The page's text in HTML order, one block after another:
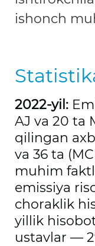
ishonch
2022-yil:
AJ va 20 ta
qilingan
va 36 ta
muhim
emissiya
choraklik
yillik
ustavlar —